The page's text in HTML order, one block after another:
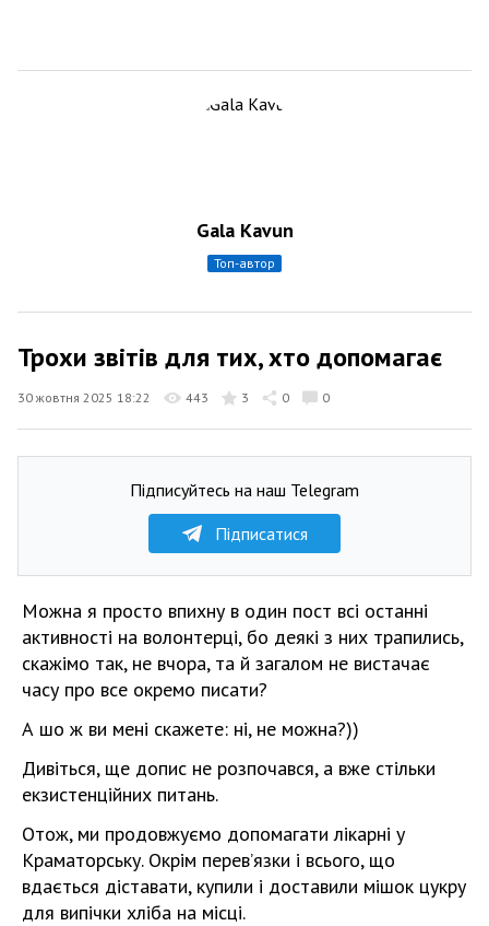
Gala Kavun
топ-автор
Трохи звітів для тих, хто допомагає
30 жовтня 2025 18:22 443 3 0 0
Підписуйтесь на наш Telegram
Підписатися
Можна я просто впихну в один пост всі останні
активності на волонтерці, бо деякі з них трапились,
скажімо так, не вчора, та й загалом не вистачає
часу про все окремо писати?
А шо ж ви мені скажете: ні, не можна?))
Дивіться, ще допис не розпочався, а вже стільки
екзистенційних питань.
Отож, ми продовжуємо допомагати лікарні у
Краматорську. Окрім перевʼязки і всього, що
вдається діставати, купили і доставили мішок цукру
для випічки хліба на місці.